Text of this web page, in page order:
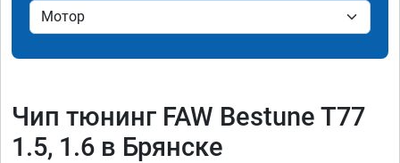
Чип тюнинг FAW Bestune T77
1.5, 1.6 в Брянске